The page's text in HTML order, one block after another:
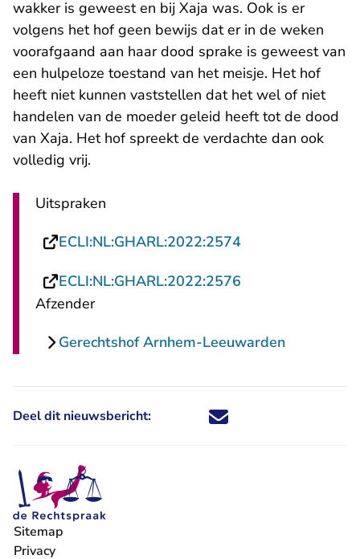
wakker is geweest en bij Xaja was. Ook is er
volgens het hof geen bewijs dat er in de weken
voorafgaand aan haar dood sprake is geweest van
een hulpeloze toestand van het meisje. Het hof
heeft niet kunnen vaststellen dat het wel of niet
handelen van de moeder geleid heeft tot de dood
van Xaja. Het hof spreekt de verdachte dan ook
volledig vrij.
Uitspraken
ECLI:NL:GHARL:2022:2574- U verlaat
ECLI:NL:GHARL:2022:2576
Afzender
Gerechtshof Arnhem-Leeuwarden
Deel dit nieuwsbericht: Deel dit nieuwsbericht via X -
Deel dit nieuwsbericht via
Deel dit nieuwsbericht
Deel dit
Sitemap
Privacy